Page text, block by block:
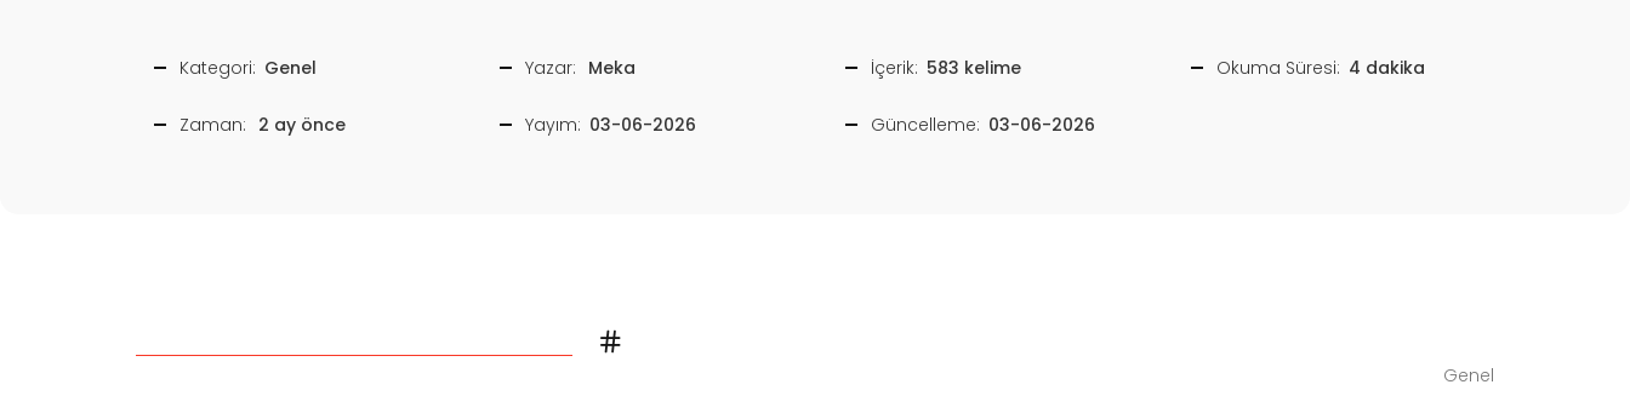
Kategori: Genel Yazar: Meka İçerik: 583 kelime Okuma Süresi: 4 dakika
Zaman: 2 ay önce Yayım: 03-06-2026 Güncelleme: 03-06-2026
Genel